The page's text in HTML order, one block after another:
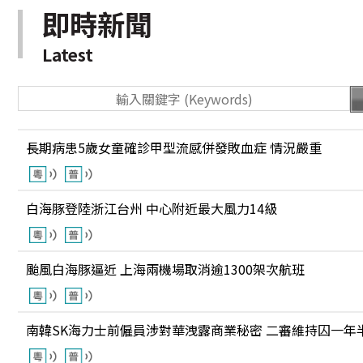
即時新聞
Latest
長期病患5歲女童確診甲型流感併發敗血症 情況嚴重
白海豚登陸浙江台州 中心附近最大風力14級
颱風白海豚逼近 上海兩機場取消逾1300架次航班
南韓SK海力士前僱員涉對華洩露商業秘密 二審維持囚一年